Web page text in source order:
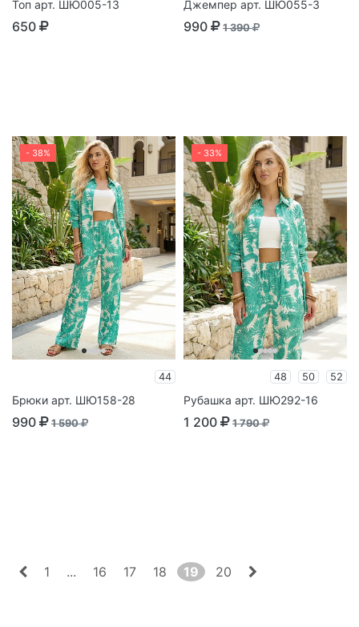
Топ арт. ШЮ005-13
650
Джемпер арт. ШЮ055-3
990 1 390
- 38%
44
Брюки арт. ШЮ158-28
990 1 590
- 33%
48 50 52
Рубашка арт. ШЮ292-16
1 200 1 790
1 ... 16 17 18 19 20